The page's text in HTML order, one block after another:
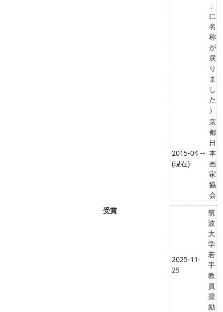
」
に
名
称
が
戻
り
ま
し
た
）
2015-04 --
(現在)
京
都
日
本
画
家
協
会
受賞
2025-11-
25
筑
波
大
学
若
手
教
員
奨
励